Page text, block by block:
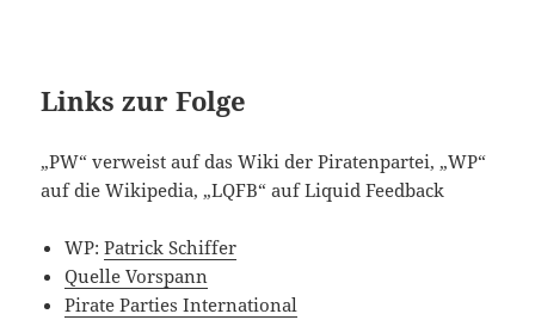
Links zur Folge
„PW“ verweist auf das Wiki der Piratenpartei, „WP“
auf die Wikipedia, „LQFB“ auf Liquid Feedback
WP:Patrick Schiffer
Quelle Vorspann
Pirate Parties International